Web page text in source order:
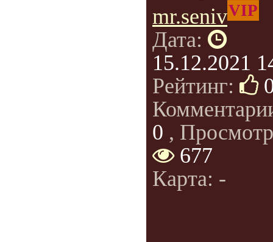
mr.senivVIP
Дата:
15.12.2021
Рейтинг:
0 ,
677
Карта: -